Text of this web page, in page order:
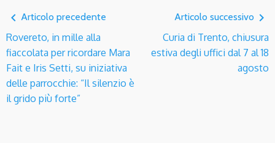
navigate_before Articolo precedente
Rovereto, in mille alla
fiaccolata per ricordare Mara
Fait e Iris Setti, su iniziativa
delle parrocchie: “Il silenzio è
il grido più forte”
Articolo successivo navigate_next
Curia di Trento, chiusura
estiva degli uffici dal 7 al 18
agosto